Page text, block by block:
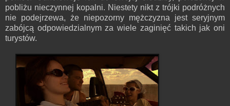
pobliżu nieczynnej kopalni. Niestety nikt z trójki podróżnych
nie podejrzewa, że niepozorny mężczyzna jest seryjnym
zabójcą odpowiedzialnym za wiele zaginięć takich jak oni
turystów.